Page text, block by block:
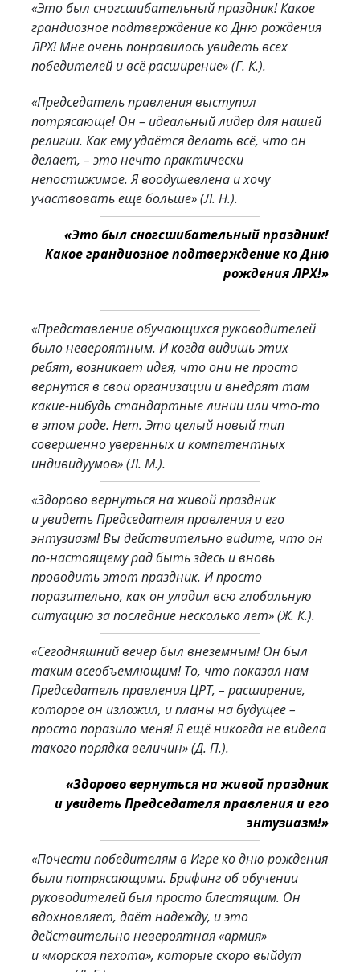
«Это был сногсшибательный праздник! Какое
грандиозное подтверждение ко Дню рождения
ЛРХ! Мне очень понравилось увидеть всех
победителей и всё расширение»(Г. К.).
«Председатель правления выступил
потрясающе! Он – идеальный лидер для нашей
религии. Как ему удаётся делать всё, что он
делает, – это нечто практически
непостижимое. Я воодушевлена и хочу
участвовать ещё больше»(Л. Н.).
«Это был сногсшибательный праздник!
Какое грандиозное подтверждение ко Дню
рождения ЛРХ!»
«Представление обучающихся руководителей
было невероятным. И когда видишь этих
ребят, возникает идея, что они не просто
вернутся в свои организации и внедрят там
какие-нибудь стандартные линии или что-то
в этом роде. Нет. Это целый новый тип
совершенно уверенных и компетентных
индивидуумов»(Л. М.).
«Здорово вернуться на живой праздник
и увидеть Председателя правления и его
энтузиазм! Вы действительно видите, что он
по-настоящему рад быть здесь и вновь
проводить этот праздник. И просто
поразительно, как он уладил всю глобальную
ситуацию за последние несколько лет»(Ж. К.).
«Сегодняшний вечер был внеземным! Он был
таким всеобъемлющим! То, что показал нам
Председатель правления ЦРТ, – расширение,
которое он изложил, и планы на будущее –
просто поразило меня! Я ещё никогда не видела
такого порядка величин»(Д. П.).
«Здорово вернуться на живой праздник
и увидеть Председателя правления и его
энтузиазм!»
«Почести победителям в Игре ко дню рождения
были потрясающими. Брифинг об обучении
руководителей был просто блестящим. Он
вдохновляет, даёт надежду, и это
действительно невероятная «армия»
и «морская пехота», которые скоро выйдут